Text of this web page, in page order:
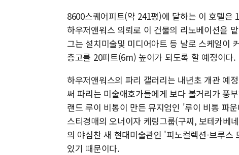
8600스퀘어피트(약 241평)에 달하는 이 호텔은
하우저앤워스 의뢰로 이 건물의 리노베이션을
그는 설치미술및 미디어아트 등 날로 스케일이
층고를 20피트(6m) 높이가 되도록 할 예정이다.
하우저앤워스의 파리 갤러리는 내년초 개관 예
써 파리는 미술애호가들에게 보다 볼거리가 풍
랜드 루이 비통이 만든 뮤지엄인 '루이 비통 파
스티경매의 오너이자 케링그룹(구찌, 보테카베
의 야심찬 새 현대미술관인 '피노컬렉션-브루
있기 때문이다.